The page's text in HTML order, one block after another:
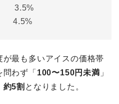
3.5%
最も多いアイスの価格帯
わず「 100〜150円未満 」
約5割 となりました。